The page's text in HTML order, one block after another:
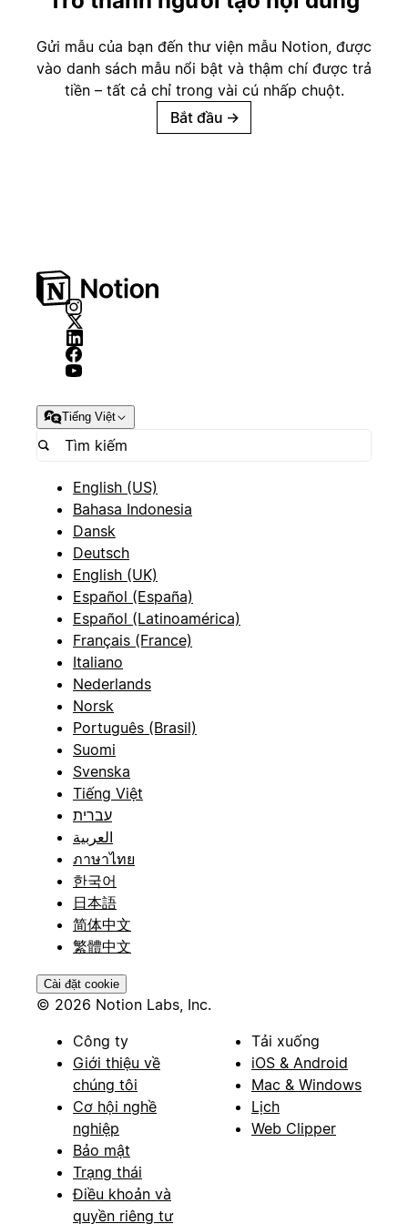
Gửi mẫu của bạn đến thư viện mẫu Notion, được
vào danh sách mẫu nổi bật và thậm chí được trả
tiền – tất cả chỉ trong vài cú nhấp chuột.
Bắt đầu →
Tiếng Việt
English (US)
Bahasa Indonesia
Dansk
Deutsch
English (UK)
Español (España)
Español (Latinoamérica)
Français (France)
Italiano
Nederlands
Norsk
Português (Brasil)
Suomi
Svenska
Tiếng Việt
עברית
العربية
ภาษาไทย
한국어
日本語
简体中文
繁體中文
Cài đặt cookie
© 2026 Notion Labs, Inc.
Công ty
Giới thiệu về
chúng tôi
Cơ hội nghề
nghiệp
Bảo mật
Trạng thái
Điều khoản và
quyền riêng tư
Tải xuống
iOS & Android
Mac & Windows
Lịch
Web Clipper